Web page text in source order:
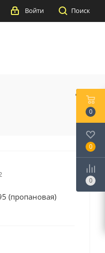
Поиск
Войти
(пропановая)
0
0
0